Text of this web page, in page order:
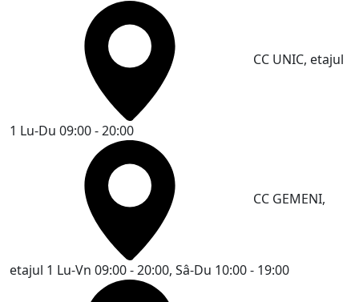
CC UNIC, etajul
1 Lu-Du 09:00 - 20:00
CC GEMENI,
etajul 1 Lu-Vn 09:00 - 20:00, Sâ-Du 10:00 - 19:00